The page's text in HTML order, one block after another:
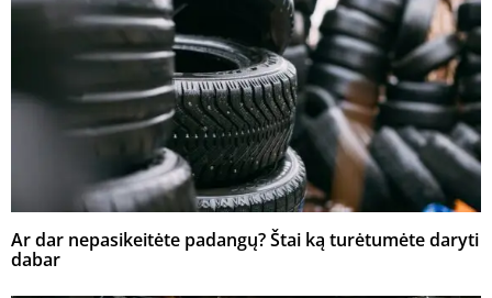
Ar dar nepasikeitėte padangų? Štai ką turėtumėte daryti
dabar